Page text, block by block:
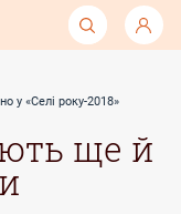
у «Селі року-2018»
ще й